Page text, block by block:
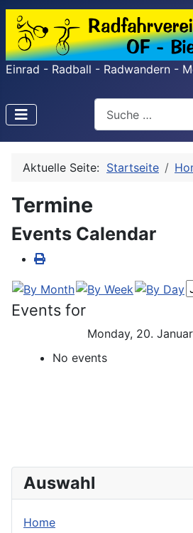
Einrad - Radball - Radwandern -
Search
Type 2 or more
Aktuelle Seite: Startseite
Termine
Events Calendar
Events for
Monday, 20.
No events
Auswahl
Home